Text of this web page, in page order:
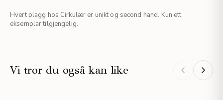
Hvert plagg hos Cirkulær er unikt og second hand. Kun ett
eksemplar tilgjengelig.
Vi tror du også kan like